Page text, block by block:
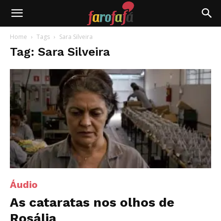
Farofafá
Home Tags Sara Silveira
Tag: Sara Silveira
Áudio
As cataratas nos olhos de